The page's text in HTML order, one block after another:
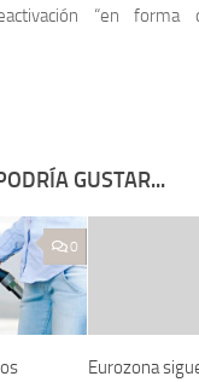
“en
GUSTAR...
0
Eurozona